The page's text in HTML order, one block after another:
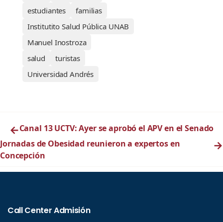
estudiantes
familias
Institutito Salud Pública UNAB
Manuel Inostroza
salud
turistas
Universidad Andrés
←Canal 13 UCTV: Ayer se aprobó el APV en el Senado
Jornadas de Obesidad reunieron a expertos en
Concepción
→